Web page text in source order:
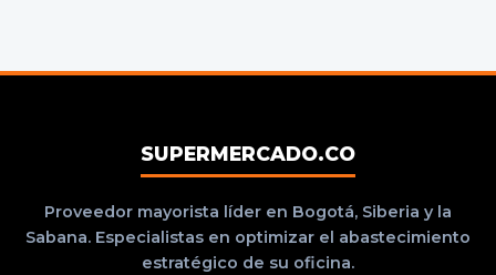
SUPERMERCADO.CO
Proveedor mayorista líder en Bogotá, Siberia y la
Sabana. Especialistas en optimizar el abastecimiento
estratégico de su oficina.